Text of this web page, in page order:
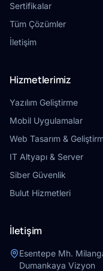
Sertifikalar
Tüm Çözümler
İletişim
Hizmetlerimiz
Yazılım Geliştirme
Mobil Uygulamalar
Web Tasarım &
IT Altyapı & Server
Siber Güvenlik
Bulut Hizmetleri
İletişim
Esentepe Mh.
Dumankaya Vizyon